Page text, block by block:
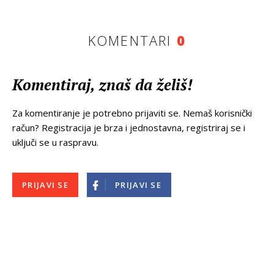
KOMENTARI 0
Komentiraj, znaš da želiš!
Za komentiranje je potrebno prijaviti se. Nemaš korisnički
račun? Registracija je brza i jednostavna, registriraj se i
uključi se u raspravu.
PRIJAVI SE PRIJAVI SE